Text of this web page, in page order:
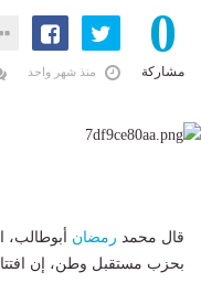
0
مشاركة منذ شهر واحد
قال محمد رمضان أبوطالب،
بحزب مستقبل وطن، إن